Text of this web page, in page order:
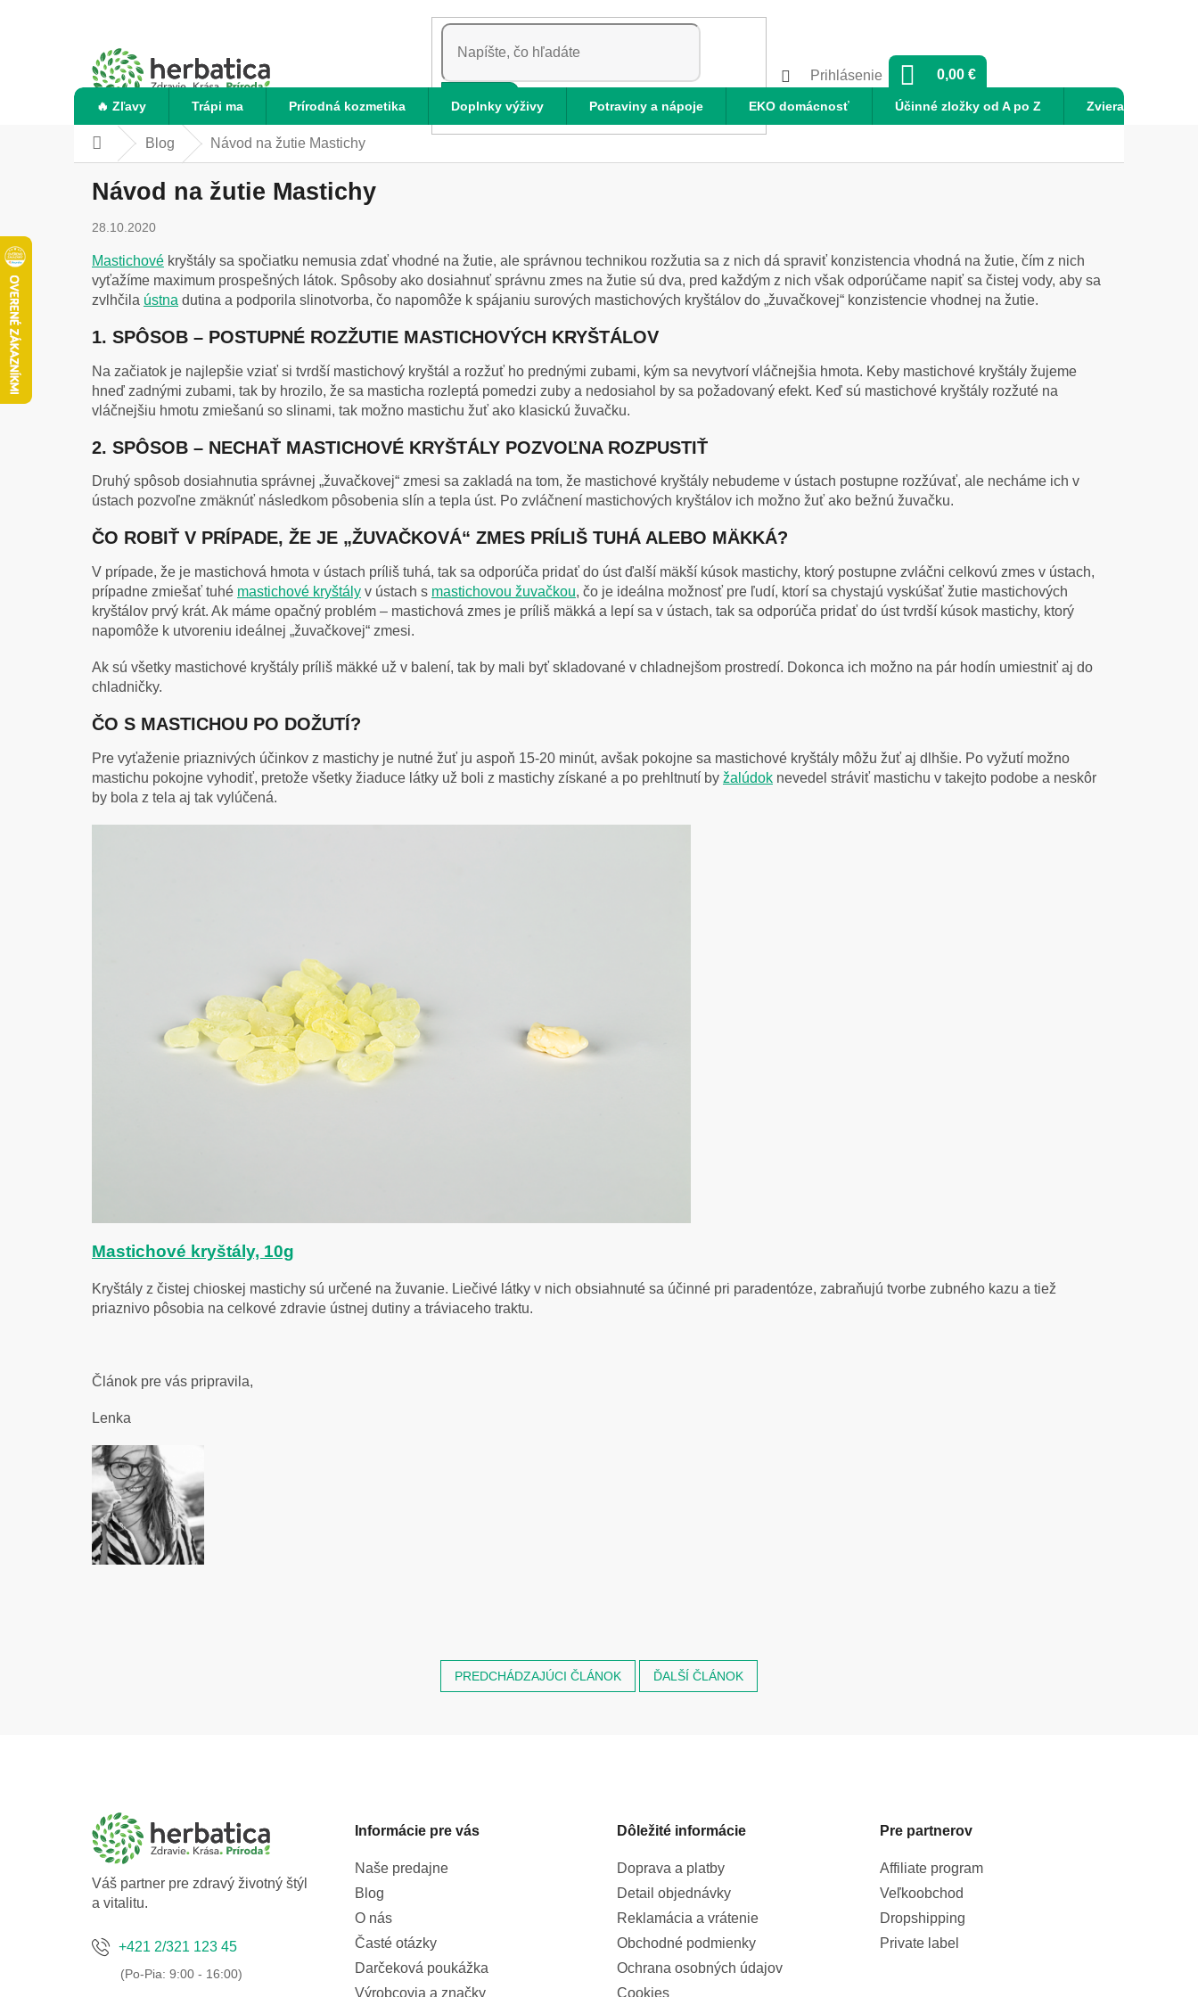
HĽADAŤ
Prihlásenie
NÁKUPNÝ
0,00 €
🔥 Zľavy Trápi ma Prírodná kozmetika Doplnky výživy Potraviny a nápoje EKO domácnosť Účinné zložky od A po Z Zvieratá
DomovBlog Návod na žutie Mastichy
Návod na žutie Mastichy
28.10.2020
Mastichové kryštály sa spočiatku nemusia zdať vhodné na žutie, ale správnou technikou rozžutia sa z nich dá spraviť konzistencia vhodná na žutie, čím z nich
vyťažíme maximum prospešných látok. Spôsoby ako dosiahnuť správnu zmes na žutie sú dva, pred každým z nich však odporúčame napiť sa čistej vody, aby sa
zvlhčila ústna dutina a podporila slinotvorba, čo napomôže k spájaniu surových mastichových kryštálov do „žuvačkovej“ konzistencie vhodnej na žutie.
1. SPÔSOB – POSTUPNÉ ROZŽUTIE MASTICHOVÝCH KRYŠTÁLOV
Na začiatok je najlepšie vziať si tvrdší mastichový kryštál a rozžuť ho prednými zubami, kým sa nevytvorí vláčnejšia hmota. Keby mastichové kryštály žujeme
hneď zadnými zubami, tak by hrozilo, že sa masticha rozleptá pomedzi zuby a nedosiahol by sa požadovaný efekt. Keď sú mastichové kryštály rozžuté na
vláčnejšiu hmotu zmiešanú so slinami, tak možno mastichu žuť ako klasickú žuvačku.
2. SPÔSOB – NECHAŤ MASTICHOVÉ KRYŠTÁLY POZVOĽNA ROZPUSTIŤ
Druhý spôsob dosiahnutia správnej „žuvačkovej“ zmesi sa zakladá na tom, že mastichové kryštály nebudeme v ústach postupne rozžúvať, ale necháme ich v
ústach pozvoľne zmäknúť následkom pôsobenia slín a tepla úst. Po zvláčnení mastichových kryštálov ich možno žuť ako bežnú žuvačku.
ČO ROBIŤ V PRÍPADE, ŽE JE „ŽUVAČKOVÁ“ ZMES PRÍLIŠ TUHÁ ALEBO MÄKKÁ?
V prípade, že je mastichová hmota v ústach príliš tuhá, tak sa odporúča pridať do úst ďalší mäkší kúsok mastichy, ktorý postupne zvláčni celkovú zmes v ústach,
prípadne zmiešať tuhé mastichové kryštály v ústach s mastichovou žuvačkou, čo je ideálna možnosť pre ľudí, ktorí sa chystajú vyskúšať žutie mastichových
kryštálov prvý krát. Ak máme opačný problém – mastichová zmes je príliš mäkká a lepí sa v ústach, tak sa odporúča pridať do úst tvrdší kúsok mastichy, ktorý
napomôže k utvoreniu ideálnej „žuvačkovej“ zmesi.
Ak sú všetky mastichové kryštály príliš mäkké už v balení, tak by mali byť skladované v chladnejšom prostredí. Dokonca ich možno na pár hodín umiestniť aj do
chladničky.
ČO S MASTICHOU PO DOŽUTÍ?
Pre vyťaženie priaznivých účinkov z mastichy je nutné žuť ju aspoň 15-20 minút, avšak pokojne sa mastichové kryštály môžu žuť aj dlhšie. Po vyžutí možno
mastichu pokojne vyhodiť, pretože všetky žiaduce látky už boli z mastichy získané a po prehltnutí by žalúdok nevedel stráviť mastichu v takejto podobe a neskôr
by bola z tela aj tak vylúčená.
Mastichové kryštály, 10g
Kryštály z čistej chioskej mastichy sú určené na žuvanie. Liečivé látky v nich obsiahnuté sa účinné pri paradentóze, zabraňujú tvorbe zubného kazu a tiež
priaznivo pôsobia na celkové zdravie ústnej dutiny a tráviaceho traktu.
Článok pre vás pripravila,
Lenka
PREDCHÁDZAJÚCI ČLÁNOK ĎALŠÍ ČLÁNOK
Váš partner pre zdravý životný štýl
a vitalitu.
+421 2/321 123 45
Informácie pre vás
Naše predajne
Blog
O nás
Časté otázky
Darčeková poukážka
Výrobcovia a značky
Dôležité informácie
Doprava a platby
Detail objednávky
Reklamácia a vrátenie
Obchodné podmienky
Ochrana osobných údajov
Cookies
Pre partnerov
Affiliate program
Veľkoobchod
Dropshipping
Private label